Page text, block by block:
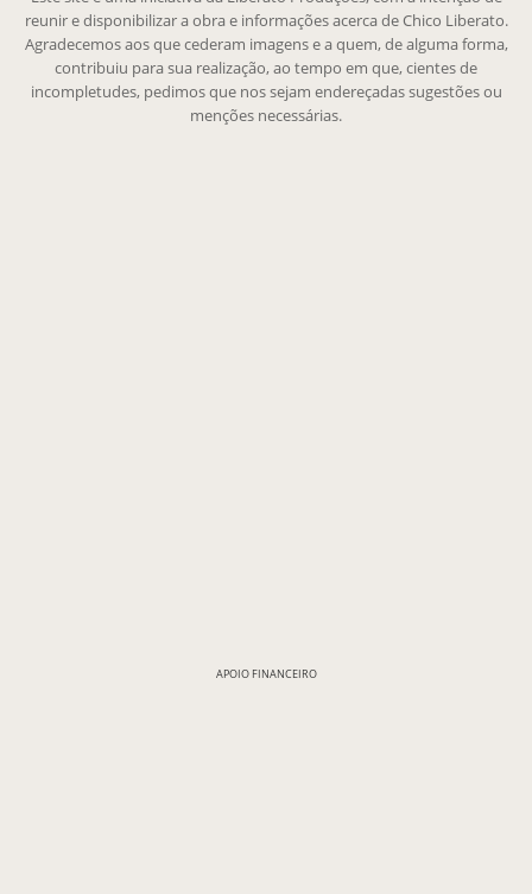
reunir e disponibilizar a obra e informações acerca de Chico Liberato.
Agradecemos aos que cederam imagens e a quem, de alguma forma,
contribuiu para sua realização, ao tempo em que, cientes de
incompletudes, pedimos que nos sejam endereçadas sugestões ou
menções necessárias.
APOIO FINANCEIRO